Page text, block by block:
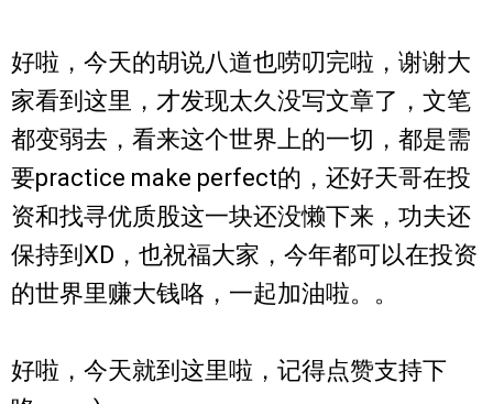
好啦，今天的胡说八道也唠叨完啦，谢谢大
家看到这里，才发现太久没写文章了，文笔
都变弱去，看来这个世界上的一切，都是需
要practice make perfect的，还好天哥在投
资和找寻优质股这一块还没懒下来，功夫还
保持到XD，也祝福大家，今年都可以在投资
的世界里赚大钱咯，一起加油啦。。
好啦，今天就到这里啦，记得点赞支持下